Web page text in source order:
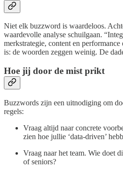
Niet elk buzzword is waardeloos.
waardevolle analyse schuilgaan.
merkstrategie, content en
is: de woorden zeggen weinig. De
Hoe jij door de mist prikt
Buzzwords zijn een uitnodiging om
regels:
Vraag altijd naar concrete
zien hoe jullie ‘data-driven’
Vraag naar het team. Wie doet
of seniors?